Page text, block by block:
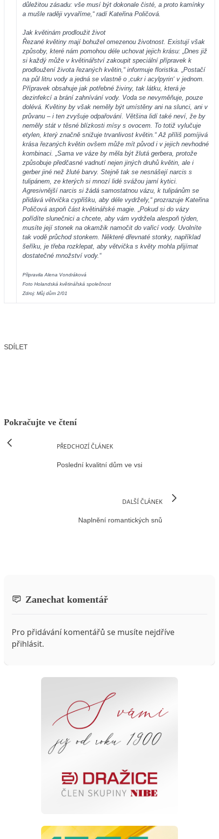
důležitou zásadu: vše musí být dokonale čisté, a proto kamínky
a mušle raději vyvaříme,“ radí Kateřina Poličová.
Jak květinám prodloužit život
Řezané květiny mají bohužel omezenou životnost. Existují však
způsoby, které nám pomohou déle uchovat jejich krásu: „Dnes již
si každý může v květinářství zakoupit speciální přípravek k
prodloužení života řezaných květin,“ informuje floristka. „Postačí
na půl litru vody a jedná se vlastně o ‚cukr i acylpyrin‘ v jednom.
Přípravek obsahuje jak potřebné živiny, tak látku, která je
dezinfekcí a brání zahnívání vody. Voda se nevyměňuje, pouze
dolévá. Květiny by však neměly být umístěny ani na slunci, ani v
průvanu – i ten zvyšuje odpařování. Většina lidí také neví, že by
neměly stát v těsné blízkosti mísy s ovocem. To totiž vylučuje
etylen, který značně snižuje trvanlivost květin.“ Až příliš pomíjivá
krása řezaných květin ovšem může mít původ i v jejich nevhodné
kombinaci. „Sama ve váze by měla být žlutá gerbera, protože
způsobuje předčasné vadnutí nejen jiných druhů květin, ale i
gerber jiné než žluté barvy. Stejně tak se nesnášejí narcis s
tulipánem, ze kterých si mnozí lidé svážou jarní kytici.
Agresivnější narcis si žádá samostatnou vázu, k tulipánům se
přidává větvička cypřišku, aby déle vydržely,“ prozrazuje Kateřina
Poličová aspoň část květinářské magie. „Pokud si do vázy
pořídíte slunečnici a chcete, aby vám vydržela alespoň týden,
musíte její stonek na okamžik namočit do vařicí vody. Uvolníte
tak vodě průchod stonkem. Některé dřevnaté stonky, například
šeříku, je třeba rozklepat, aby větvička s květy mohla přijímat
dostatečné množství vody.“
Připravila Alena Vondráková
Foto Holandská květinářská společnost
Zdroj: Můj dům 2/01
SDÍLET
Pokračujte ve čtení
PŘEDCHOZÍ ČLÁNEK
Poslední kvalitní dům ve vsi
DALŠÍ ČLÁNEK
Naplnění romantických snů
Zanechat komentář
Pro přidávání komentářů se musíte nejdříve
přihlásit.